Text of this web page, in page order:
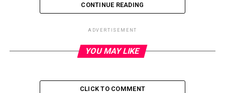
Gagnez votre siège pour le WPT Marrakech avec
End of Day 1A : Flavien Guenan chipleader
CONTINUE READING
ADVERTISEMENT
YOU MAY LIKE
CLICK TO COMMENT